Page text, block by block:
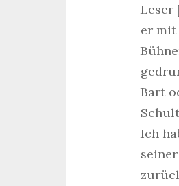
Leser
er
Bart
Ich